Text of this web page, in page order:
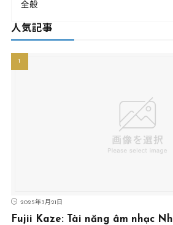
全般
人気記事
2025年3月21日
Fujii Kaze: Tài năng âm nhạc